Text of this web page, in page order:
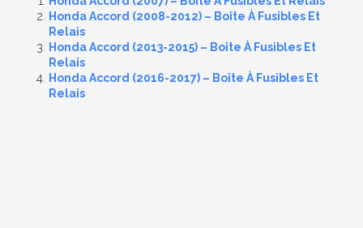
Honda Accord (2008-2012) – Boîte À Fusibles Et
Relais
Honda Accord (2013-2015) – Boîte À Fusibles Et
Relais
Honda Accord (2016-2017) – Boîte À Fusibles Et
Relais